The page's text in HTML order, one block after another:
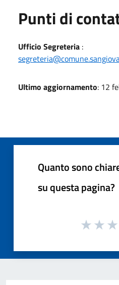
Punti di
Ufficio Segreteria :
Ultimo aggiornamento: 12
Quanto sono
su questa pagina?